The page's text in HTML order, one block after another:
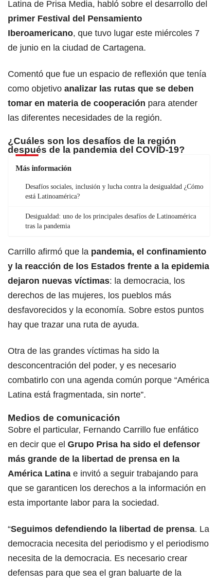
Latina de Prisa Media, habló sobre el desarrollo del
primer Festival del Pensamiento
Iberoamericano, que tuvo lugar este miércoles 7
de junio en la ciudad de Cartagena.
Comentó que fue un espacio de reflexión que tenía
como objetivo analizar las rutas que se deben
tomar en materia de cooperación para atender
las diferentes necesidades de la región.
¿Cuáles son los desafíos de la región
después de la pandemia del COVID-19?
Más información
Desafíos sociales, inclusión y lucha contra la desigualdad ¿Cómo
está Latinoamérica?
Desigualdad: uno de los principales desafíos de Latinoamérica
tras la pandemia
Carrillo afirmó que la pandemia, el confinamiento
y la reacción de los Estados frente a la epidemia
dejaron nuevas víctimas: la democracia, los
derechos de las mujeres, los pueblos más
desfavorecidos y la economía. Sobre estos puntos
hay que trazar una ruta de ayuda.
Otra de las grandes víctimas ha sido la
desconcentración del poder, y es necesario
combatirlo con una agenda común porque “América
Latina está fragmentada, sin norte”.
Medios de comunicación
Sobre el particular, Fernando Carrillo fue enfático
en decir que el Grupo Prisa ha sido el defensor
más grande de la libertad de prensa en la
América Latina e invitó a seguir trabajando para
que se garanticen los derechos a la información en
esta importante labor para la sociedad.
“Seguimos defendiendo la libertad de prensa. La
democracia necesita del periodismo y el periodismo
necesita de la democracia. Es necesario crear
defensas para que sea el gran baluarte de la